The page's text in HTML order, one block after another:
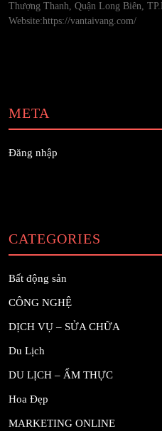
Thượng Thanh, Quận Long Biên,
Website:https://vantaivang.com/
META
Đăng nhập
CATEGORIES
Bất động sản
CÔNG NGHỆ
DỊCH VỤ – SỬA CHỮA
Du Lịch
DU LỊCH – ẨM THỰC
Hoa Đẹp
MARKETING ONLINE